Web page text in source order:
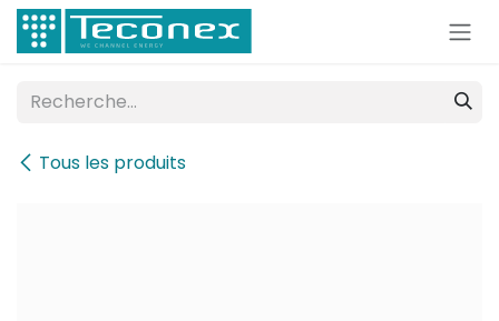
Se rendre au contenu
Tous les produits